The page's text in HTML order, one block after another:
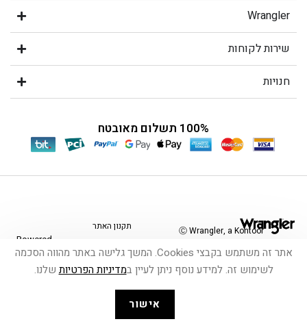
Wrangler
שירות לקוחות
חנויות
100% תשלום מאובטח
Ⓒ Wrangler, a Kontoor
Rights Reserved.
תקנון האתר
הצהרת נגישות
משלוחים והחזרות
Powered
byshop-
shop
אתר זה משתמש בקבצי Cookies. המשך גלישה באתר מהווה הסכמה
לשימוש זה. למידע נוסף ניתן לעיין במדיניות הפרטיות שלנו.
אישור